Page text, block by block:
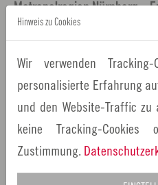
Metropolregion Nürnberg -
Hinweis zu Cookies
Wir verwenden
personalisierte Erfahrung
und den Website-Traffic zu
keine Tracking-Cookies
Zustimmung.